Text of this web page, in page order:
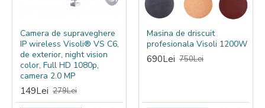
Camera de supraveghere
IP wireless Visoli® VS C6,
de exterior, night vision
color, Full HD 1080p,
camera 2.0 MP
149Lei 279Lei
Masina de driscuit
profesionala Visoli 1200W
690Lei 750Lei